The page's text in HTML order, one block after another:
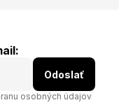
Odoslať
osobných údajov